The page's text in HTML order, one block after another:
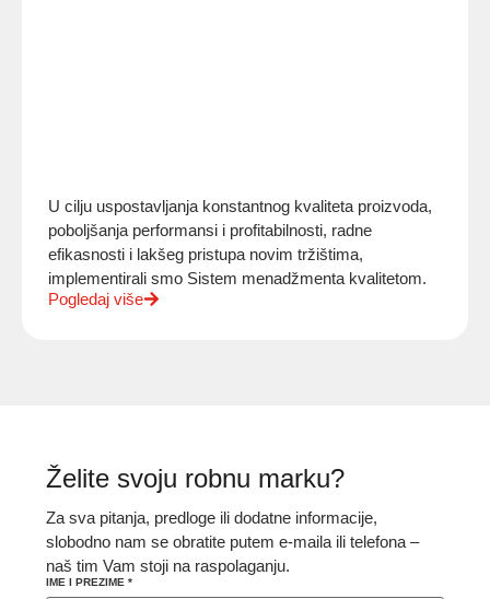
U cilju uspostavljanja konstantnog kvaliteta proizvoda,
poboljšanja performansi i profitabilnosti, radne
efikasnosti i lakšeg pristupa novim tržištima,
implementirali smo Sistem menadžmenta kvalitetom.
Pogledaj više
Želite svoju robnu marku?
Za sva pitanja, predloge ili dodatne informacije,
slobodno nam se obratite putem e-maila ili telefona –
naš tim Vam stoji na raspolaganju.
IME I PREZIME *